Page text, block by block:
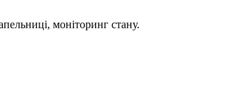
моніторинг стану.